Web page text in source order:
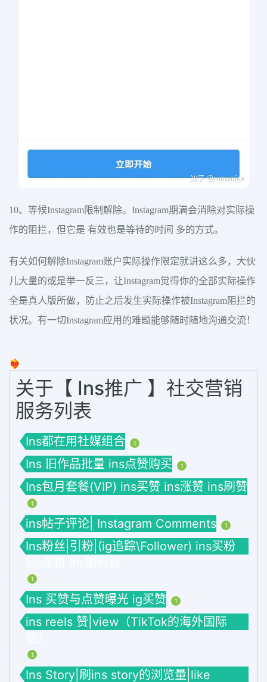
10、等候Instagram限制解除。Instagram期满会消除对实际操
作的阻拦，但它是 有效也是等待的时间 多的方式。
有关如何解除Instagram账户实际操作限定就讲这么多，大伙
儿大量的或是举一反三，让Instagram觉得你的全部实际操作
全是真人版所做，防止之后发生实际操作被Instagram阻拦的
状况。有一切Instagram应用的难题能够随时随地沟通交流！
❤️‍🔥
关于【 Ins推广 】社交营销
服务列表
Ins都在用社媒组合 1
Ins 旧作品批量 ins点赞购买 1
Ins包月套餐(VIP) ins买赞 ins涨赞 ins刷赞
1
ins帖子评论| Instagram Comments 1
Ins粉丝|引粉|(ig追踪\Follower) ins买粉
1
Ins 买赞与点赞曝光 ig买赞 1
ins reels 赞|view（TikTok的海外国际
1
Ins Story|刷ins story的浏览量|like